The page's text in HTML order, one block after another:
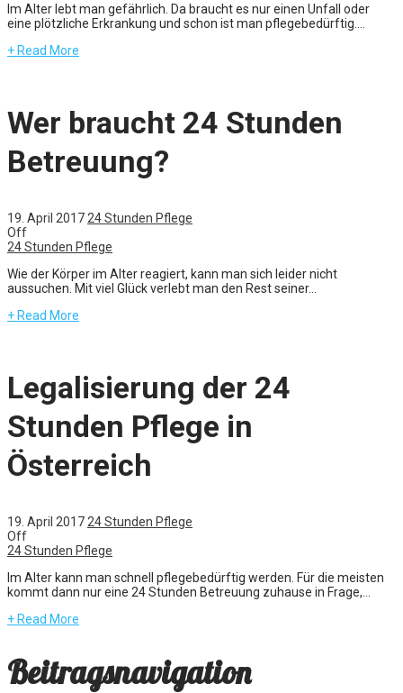
Im Alter lebt man gefährlich. Da braucht es nur einen Unfall oder
eine plötzliche Erkrankung und schon ist man pflegebedürftig....
+ Read More
Wer braucht 24 Stunden
Betreuung?
19. April 2017 24 Stunden Pflege
Off
24 Stunden Pflege
Wie der Körper im Alter reagiert, kann man sich leider nicht
aussuchen. Mit viel Glück verlebt man den Rest seiner...
+ Read More
Legalisierung der 24
Stunden Pflege in
Österreich
19. April 2017 24 Stunden Pflege
Off
24 Stunden Pflege
Im Alter kann man schnell pflegebedürftig werden. Für die meisten
kommt dann nur eine 24 Stunden Betreuung zuhause in Frage,...
+ Read More
Beitragsnavigation